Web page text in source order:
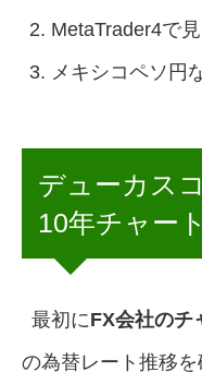
MetaTrader4で
メキシコペソ円
デューカス
10年チャート
最初にFX会社のチ
の為替レート推移を